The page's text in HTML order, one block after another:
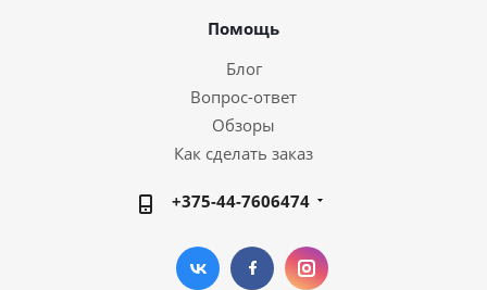
Помощь
Блог
Вопрос-ответ
Обзоры
Как сделать заказ
+375-44-7606474